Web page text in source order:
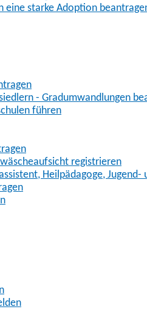
eine starke Adoption
- Gradumwandlungen
führen
registrieren
Heilpädagoge,